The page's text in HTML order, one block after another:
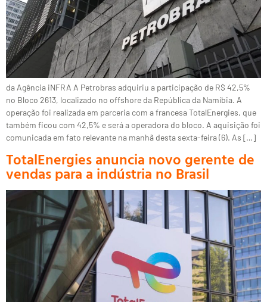
da Agência iNFRA A Petrobras adquiriu a participação de R$ 42,5%
no Bloco 2613, localizado no offshore da República da Namíbia. A
operação foi realizada em parceria com a francesa TotalEnergies, que
também ficou com 42,5% e será a operadora do bloco. A aquisição foi
comunicada em fato relevante na manhã desta sexta-feira (6). As […]
TotalEnergies anuncia novo gerente de
vendas para a indústria no Brasil